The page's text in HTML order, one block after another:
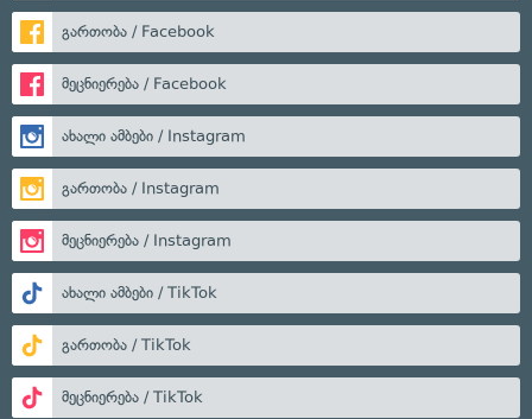
გართობა / Facebook
მეცნიერება / Facebook
ახალი ამბები / Instagram
გართობა / Instagram
მეცნიერება / Instagram
ახალი ამბები / TikTok
გართობა / TikTok
მეცნიერება / TikTok